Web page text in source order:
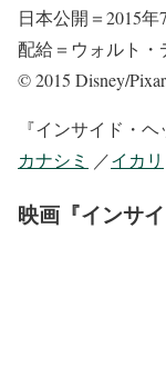
日本公開＝2015年
配給＝ウォルト
© 2015 Disney/
『インサイド・ヘ
カナシミ ／イカリ
映画『インサ